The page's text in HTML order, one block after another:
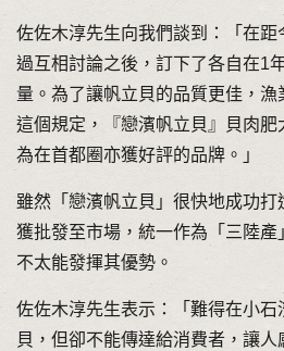
佐佐木淳先生向我們談到：「在
過互相討論之後，訂下了各自在1
量。為了讓帆立貝的品質更佳，
這個規定，『戀濱帆立貝』貝肉
為在首都圈亦獲好評的品牌。」
雖然「戀濱帆立貝」很快地成功
獲批發至市場，統一作為「三陸
不太能發揮其優勢。
佐佐木淳先生表示：「難得在小石
貝，但卻不能傳達給消費者，讓